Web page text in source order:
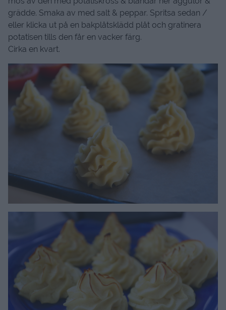
grädde. Smaka av med salt & peppar. Spritsa sedan /
eller klicka ut på en bakplåtsklädd plåt och gratinera
potatisen tills den får en vacker färg.
Cirka en kvart.